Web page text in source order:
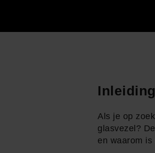
Inleiding
Als je op
glasvezel?
en waarom